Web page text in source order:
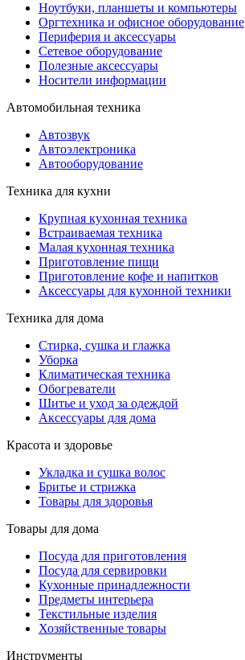
Ноутбуки, планшеты и компьютеры
Оргтехника и офисное оборудование
Периферия и аксессуары
Cетевое оборудование
Полезные аксессуары
Носители информации
Автомобильная техника
Автозвук
Автоэлектроника
Автооборудование
Техника для кухни
Крупная кухонная техника
Встраиваемая техника
Малая кухонная техника
Приготовление пищи
Приготовление кофе и напитков
Аксессуары для кухонной техники
Техника для дома
Стирка, сушка и глажка
Уборка
Климатическая техника
Обогреватели
Шитье и уход за одеждой
Аксессуары для дома
Красота и здоровье
Укладка и сушка волос
Бритье и стрижка
Товары для здоровья
Товары для дома
Посуда для приготовления
Посуда для сервировки
Кухонные принадлежности
Предметы интерьера
Текстильные изделия
Хозяйственные товары
Инструменты